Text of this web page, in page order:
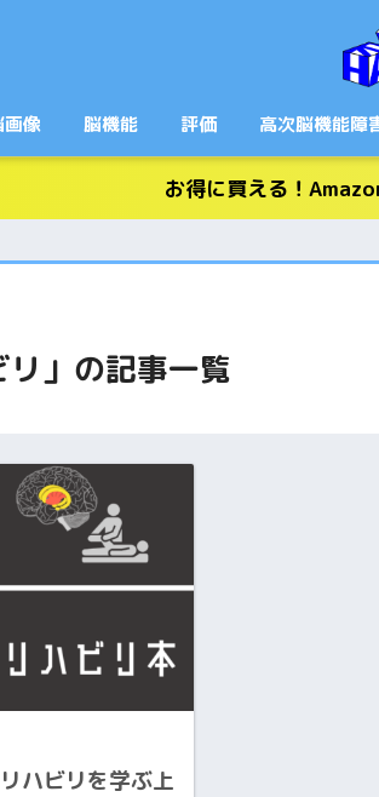
画像 脳機能 評価 高次脳機能障
お得に買える！
リ」の記事一覧
ハビリを学ぶ上